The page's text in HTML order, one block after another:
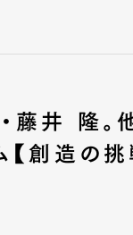
藤井 隆
【創造の